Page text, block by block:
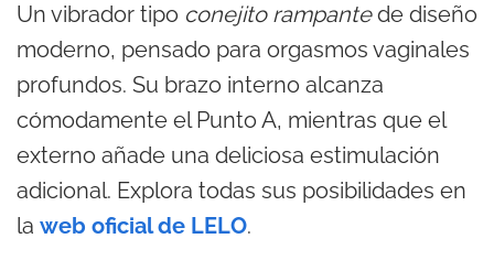
Un vibrador tipo conejito rampantede diseño
moderno, pensado para orgasmos vaginales
profundos. Su brazo interno alcanza
cómodamente el Punto A, mientras que el
externo añade una deliciosa estimulación
adicional. Explora todas sus posibilidades en
la web oficial de LELO.